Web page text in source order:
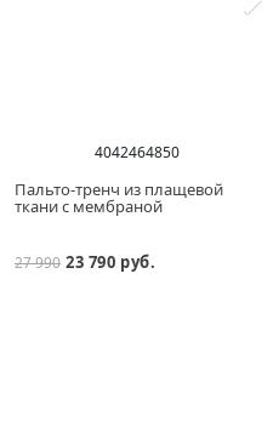
4042464850
Пальто-тренч из плащевой
ткани с мембраной
27 990 23 790 руб.